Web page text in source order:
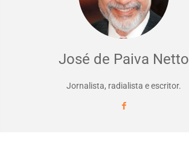
José de Paiva Netto
Jornalista, radialista e escritor.